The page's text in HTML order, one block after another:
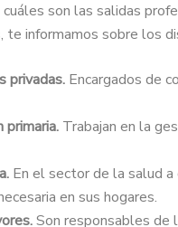
son las salidas
informamos sobre los
privadas. Encargados de
primaria. Trabajan en la
En el sector de la salud
en sus hogares.
Son responsables de